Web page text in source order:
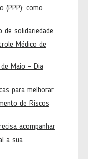
(PPP): como
de solidariedade
Médico de
Maio – Dia
para melhorar
de Riscos
acompanhar
a sua